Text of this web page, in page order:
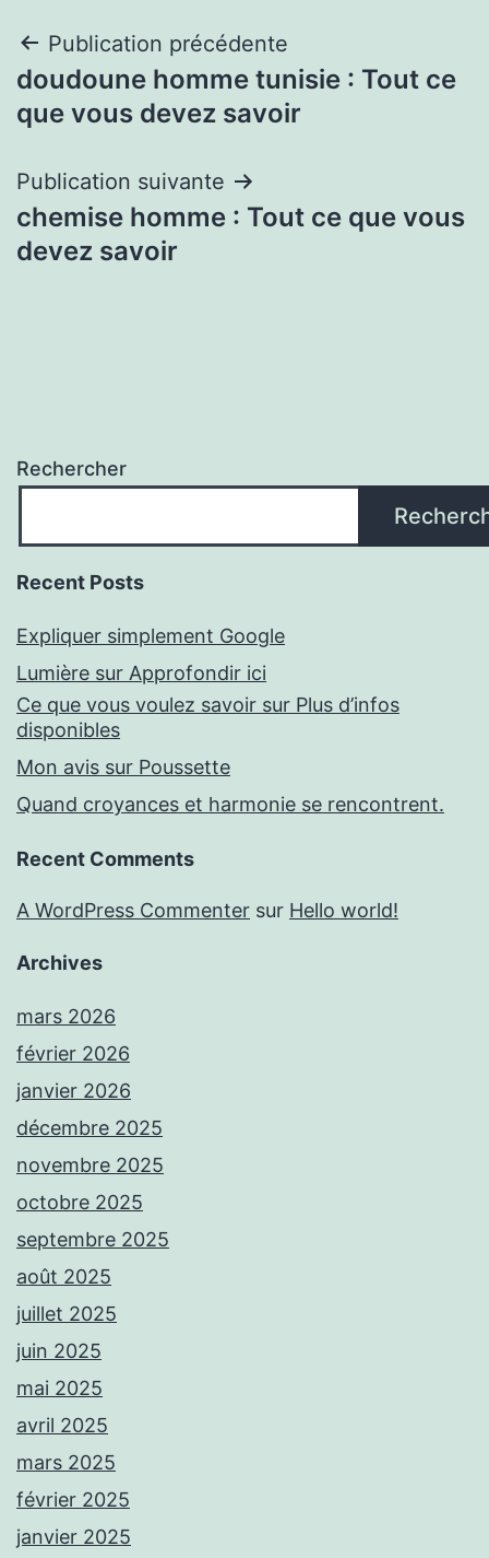
Navigation
de
Publication précédente
doudoune homme tunisie : Tout ce
que vous devez savoir
Publication suivante
chemise homme : Tout ce que vous
devez savoir
Rechercher
Recent Posts
Expliquer simplement Google
Lumière sur Approfondir ici
Ce que vous voulez savoir sur Plus d’infos
disponibles
Mon avis sur Poussette
Quand croyances et harmonie se rencontrent.
Recent Comments
A WordPress Commenter sur Hello world!
Archives
mars 2026
février 2026
janvier 2026
décembre 2025
novembre 2025
octobre 2025
septembre 2025
août 2025
juillet 2025
juin 2025
mai 2025
avril 2025
mars 2025
février 2025
janvier 2025